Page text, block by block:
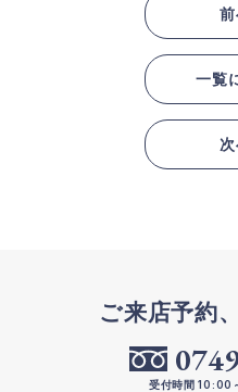
一覧
ご来店予約
受付時間 10:00